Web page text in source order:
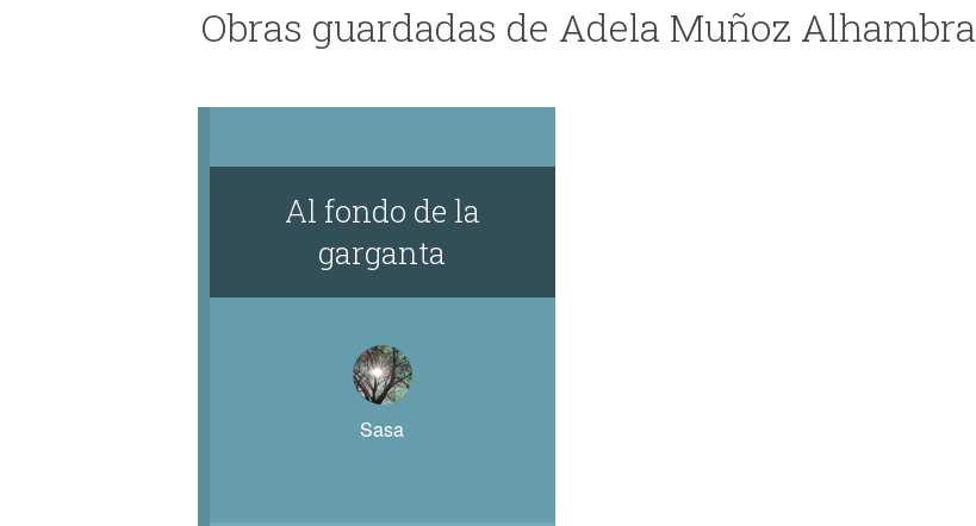
Obras guardadas de Adela Muñoz Alhambra
Al fondo de la
garganta
Sasa